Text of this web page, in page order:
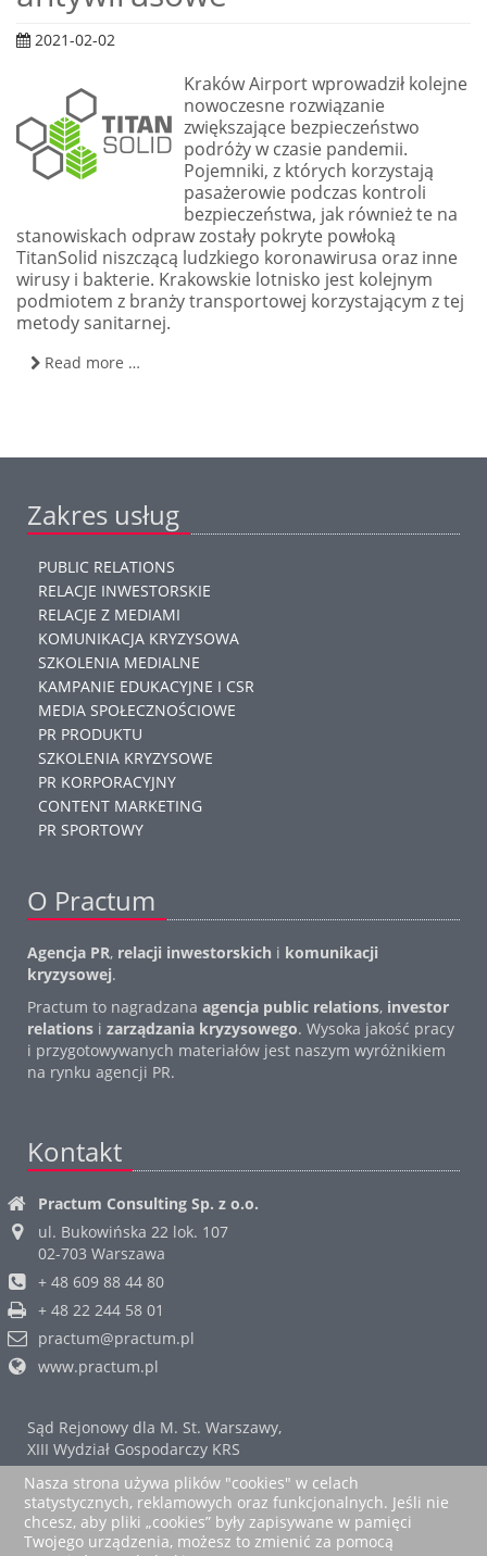
2021-02-02
Kraków Airport wprowadził kolejne
nowoczesne rozwiązanie
zwiększające bezpieczeństwo
podróży w czasie pandemii.
Pojemniki, z których korzystają
pasażerowie podczas kontroli
bezpieczeństwa, jak również te na
stanowiskach odpraw zostały pokryte powłoką
TitanSolid niszczącą ludzkiego koronawirusa oraz inne
wirusy i bakterie. Krakowskie lotnisko jest kolejnym
podmiotem z branży transportowej korzystającym z tej
metody sanitarnej.
Read more …
Zakres usług
PUBLIC RELATIONS
RELACJE INWESTORSKIE
RELACJE Z MEDIAMI
KOMUNIKACJA KRYZYSOWA
SZKOLENIA MEDIALNE
KAMPANIE EDUKACYJNE I CSR
MEDIA SPOŁECZNOŚCIOWE
PR PRODUKTU
SZKOLENIA KRYZYSOWE
PR KORPORACYJNY
CONTENT MARKETING
PR SPORTOWY
O Practum
Agencja PR, relacji inwestorskich i komunikacji
kryzysowej.
Practum to nagradzana agencja public relations, investor
relations i zarządzania kryzysowego. Wysoka jakość pracy
i przygotowywanych materiałów jest naszym wyróżnikiem
na rynku agencji PR.
Kontakt
Practum Consulting Sp. z o.o.
ul. Bukowińska 22 lok. 107
02-703 Warszawa
+ 48 609 88 44 80
+ 48 22 244 58 01
practum@practum.pl
www.practum.pl
Sąd Rejonowy dla M. St. Warszawy,
XIII Wydział Gospodarczy KRS
REGON: 141782298
NIP: 521-352-02-69
KRS: 0000326439
Nasza strona używa plików "cookies" w celach
statystycznych, reklamowych oraz funkcjonalnych. Jeśli nie
chcesz, aby pliki „cookies” były zapisywane w pamięci
Twojego urządzenia, możesz to zmienić za pomocą